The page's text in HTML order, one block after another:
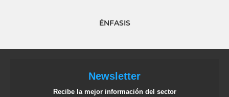
ÉNFASIS
Newsletter
Recibe la mejor información del sector